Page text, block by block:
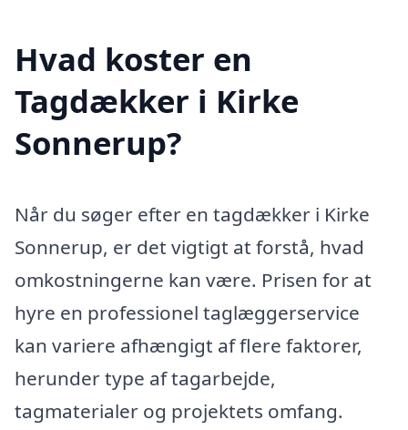
Hvad koster en
Tagdækker i Kirke
Sonnerup?
Når du søger efter en tagdækker i Kirke
Sonnerup, er det vigtigt at forstå, hvad
omkostningerne kan være. Prisen for at
hyre en professionel taglæggerservice
kan variere afhængigt af flere faktorer,
herunder type af tagarbejde,
tagmaterialer og projektets omfang.